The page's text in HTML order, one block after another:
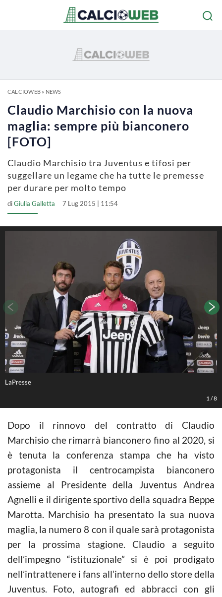
CALCIOWEB» NEWS
Claudio Marchisio con la nuova
maglia: sempre più bianconero
[FOTO]
Claudio Marchisio tra Juventus e tifosi per
suggellare un legame che ha tutte le premesse
per durare per molto tempo
diGiulia Galletta 7 Lug 2015 | 11:54
LaPresse
1 /8
Dopo il rinnovo del contratto di Claudio
Marchisio che rimarrà bianconero fino al 2020, si
è tenuta la conferenza stampa che ha visto
protagonista il centrocampista bianconero
assieme al Presidente della Juventus Andrea
Agnelli e il dirigente sportivo della squadra Beppe
Marotta. Marchisio ha presentato la sua nuova
maglia, la numero 8 con il quale sarà protagonista
per la prossima stagione. Claudio a seguito
dell’impegno “istituzionale” si è poi prodigato
nell’intrattenere i fans all’interno dello store della
Juventus. Foto, autografi ed abbracci con gli